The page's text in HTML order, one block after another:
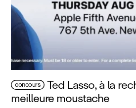
concours Ted Lasso, à la
meilleure moustache